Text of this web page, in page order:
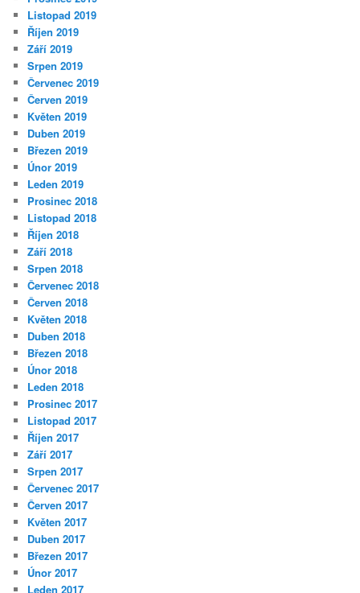
Listopad 2019
Říjen 2019
Září 2019
Srpen 2019
Červenec 2019
Červen 2019
Květen 2019
Duben 2019
Březen 2019
Únor 2019
Leden 2019
Prosinec 2018
Listopad 2018
Říjen 2018
Září 2018
Srpen 2018
Červenec 2018
Červen 2018
Květen 2018
Duben 2018
Březen 2018
Únor 2018
Leden 2018
Prosinec 2017
Listopad 2017
Říjen 2017
Září 2017
Srpen 2017
Červenec 2017
Červen 2017
Květen 2017
Duben 2017
Březen 2017
Únor 2017
Leden 2017